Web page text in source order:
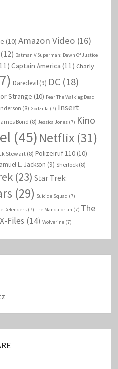
(10) Amazon Video (16)
(12) Batman V Superman: Dawn Of Justice
Captain America (11) Charly
Daredevil (9) DC (18)
Strange (10) Fear The Walking Dead
(8) Godzilla (7) Insert
Bond (8) Jessica Jones (7) Kino
(45) Netflix (31)
Stewart(8) Polizeiruf 110 (10)
L. Jackson (9) Sherlock (8)
(23) Star Trek:
(29) Suicide Squad (7)
Defenders (7) The Mandalorian (7) The
Files (14) Wolverine (7)